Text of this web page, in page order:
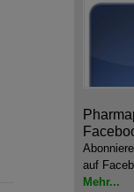
auf
Mehr...